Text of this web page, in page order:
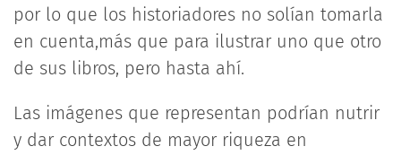
por lo que los historiadores no solían tomarla
en cuenta,más que para ilustrar uno que otro
de sus libros, pero hasta ahí.
Las imágenes que representan podrían nutrir
y dar contextos de mayor riqueza en